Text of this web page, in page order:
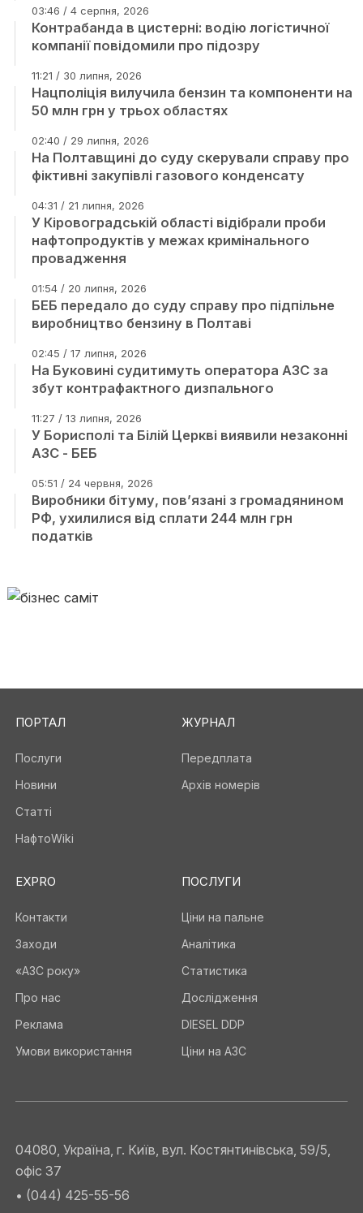
03:46 / 4 серпня, 2026
Контрабанда в цистерні: водію логістичної
компанії повідомили про підозру
11:21 / 30 липня, 2026
Нацполіція вилучила бензин та компоненти на
50 млн грн у трьох областях
02:40 / 29 липня, 2026
На Полтавщині до суду скерували справу про
фіктивні закупівлі газового конденсату
04:31 / 21 липня, 2026
У Кіровоградській області відібрали проби
нафтопродуктів у межах кримінального
провадження
01:54 / 20 липня, 2026
БЕБ передало до суду справу про підпільне
виробництво бензину в Полтаві
02:45 / 17 липня, 2026
На Буковині судитимуть оператора АЗС за
збут контрафактного дизпального
11:27 / 13 липня, 2026
У Борисполі та Білій Церкві виявили незаконні
АЗС - БЕБ
05:51 / 24 червня, 2026
Виробники бітуму, пов’язані з громадянином
РФ, ухилилися від сплати 244 млн грн
податків
ПОРТАЛ
Послуги
Новини
Статті
НафтоWiki
ЖУРНАЛ
Передплата
Архів номерів
EXPRO
Контакти
Заходи
«АЗС року»
Про нас
Реклама
Умови використання
ПОСЛУГИ
Ціни на пальне
Аналітика
Статистика
Дослідження
DIESEL DDP
Ціни на АЗС
04080, Україна, г. Київ, вул. Костянтинівська, 59/5,
офіс 37
• (044) 425-55-56